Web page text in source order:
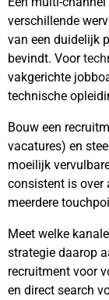
verschillende
van een duidelijk
bevindt. Voor
vakgerichte
technische
Bouw een
vacatures) en
moeilijk
consistent is over
meerdere
Meet welke
strategie daarop
recruitment voor
en direct search